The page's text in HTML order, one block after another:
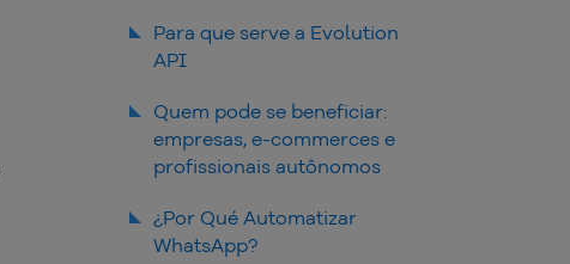
Para que serve a Evolution
API
Quem pode se beneficiar:
empresas, e-commerces e
profissionais autônomos
¿Por Qué Automatizar
WhatsApp?